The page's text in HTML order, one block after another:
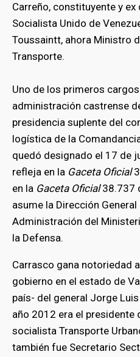
Carreño, constituyente y
Socialista Unido de
Toussaintt, ahora Ministro
Transporte.
Uno de los primeros
administración castrense
presidencia suplente del
logística de la
quedó designado el 17 de
refleja en la Gaceta Oficial
en la Gaceta Oficial38.737
asume la Dirección
Administración del
la Defensa.
Carrasco gana notoriedad
gobierno en el estado de
país- del general Jorge
año 2012 era el presidente
socialista Transporte
también fue Secretario